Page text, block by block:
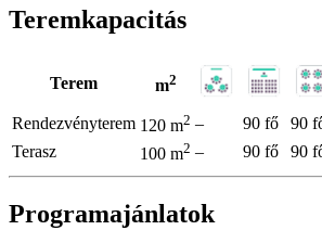
Teremkapacitás
Terem m2
Rendezvényterem 120 m2 – 90 fő 90
Terasz
100 m2 – 90 fő 90
Programajánlatok